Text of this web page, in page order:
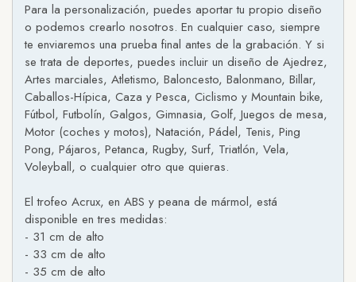
Para la personalización, puedes aportar tu propio diseño
o podemos crearlo nosotros. En cualquier caso, siempre
te enviaremos una prueba final antes de la grabación. Y si
se trata de deportes, puedes incluir un diseño de Ajedrez,
Artes marciales, Atletismo, Baloncesto, Balonmano, Billar,
Caballos-Hípica, Caza y Pesca, Ciclismo y Mountain bike,
Fútbol, Futbolín, Galgos, Gimnasia, Golf, Juegos de mesa,
Motor (coches y motos), Natación, Pádel, Tenis, Ping
Pong, Pájaros, Petanca, Rugby, Surf, Triatlón, Vela,
Voleyball, o cualquier otro que quieras.
El trofeo Acrux, en ABS y peana de mármol, está
disponible en tres medidas:
- 31 cm de alto
- 33 cm de alto
- 35 cm de alto